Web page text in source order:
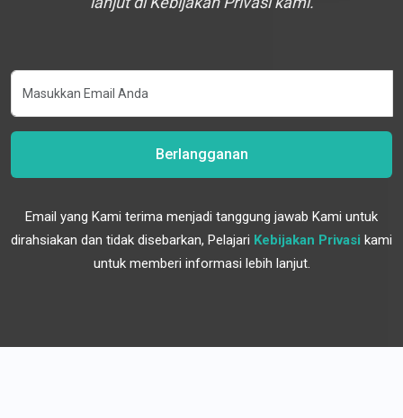
Berlangganan
Email yang Kami terima menjadi tanggung jawab Kami untuk
dirahsiakan dan tidak disebarkan, Pelajari Kebijakan Privasi kami
untuk memberi informasi lebih lanjut.